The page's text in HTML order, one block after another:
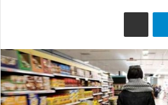
تيلقرام مشاركة عبر البريد